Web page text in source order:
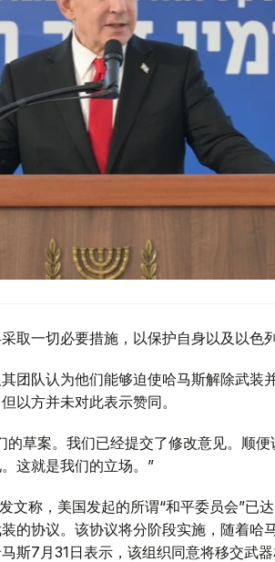
取一切必要措施，以保护自身以及以色列
团队认为他们能够迫使哈马斯解除武装
以方并未对此表示赞同。
的草案。我们已经提交了修改意见。顺
这就是我们的立场。”
文称，美国发起的所谓“和平委员会”已
的协议。该协议将分阶段实施，随着哈
斯7月31日表示，该组织同意将移交武